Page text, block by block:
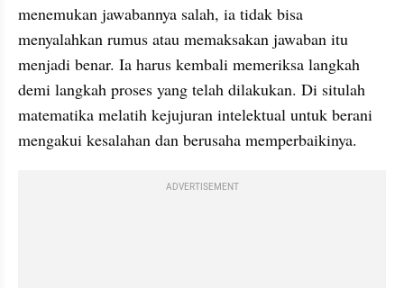
menemukan jawabannya salah, ia tidak bisa
menyalahkan rumus atau memaksakan jawaban itu
menjadi benar. Ia harus kembali memeriksa langkah
demi langkah proses yang telah dilakukan. Di situlah
matematika melatih kejujuran intelektual untuk berani
mengakui kesalahan dan berusaha memperbaikinya.
ADVERTISEMENT